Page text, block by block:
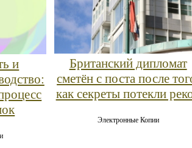
и
Британский дипломат
сметён с поста после
как секреты потекли
Электронные Копии